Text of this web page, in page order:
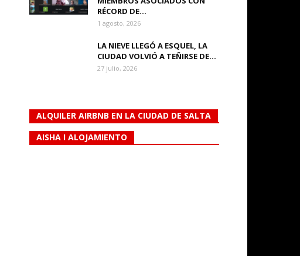
RÉCORD DE...
1 agosto, 2026
LA NIEVE LLEGÓ A ESQUEL, LA
CIUDAD VOLVIÓ A TEÑIRSE DE...
27 julio, 2026
ALQUILER AIRBNB EN LA CIUDAD DE SALTA
AISHA I ALOJAMIENTO